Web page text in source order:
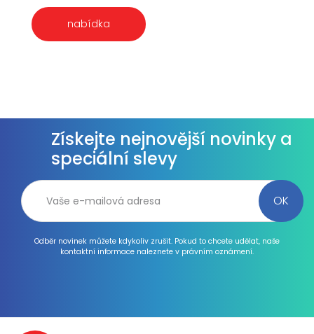
nabídka
Získejte nejnovější novinky a
speciální slevy
Odběr novinek můžete kdykoliv zrušit. Pokud to chcete udělat, naše
kontaktní informace naleznete v právním oznámení.